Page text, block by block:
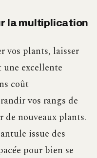
la multiplication
vos plants, laisser
une excellente
coût
vos rangs de
de nouveaux plants.
issue des
pour bien se